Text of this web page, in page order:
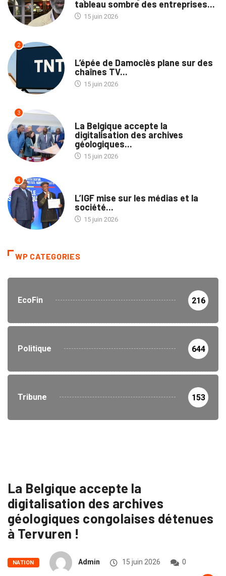
tableau sombre des entreprises...
15 juin 2026
2
L’épée de Damoclès plane sur des
chaînes TV...
15 juin 2026
3
La Belgique accepte la
digitalisation des archives
géologiques...
15 juin 2026
4
L’IGF mise sur les médias et la
société...
15 juin 2026
WP CATEGORIES
EcoFin 216
Politique 644
Tribune 153
La Belgique accepte la
digitalisation des archives
géologiques congolaises détenues
à Tervuren !
NATION Admin 15 juin 2026 0